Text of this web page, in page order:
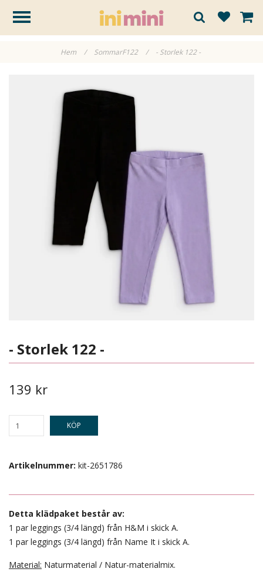
Hem / SommarF122 / - Storlek 122 -
- Storlek 122 -
139 kr
KÖP
Artikelnummer: kit-2651786
Detta klädpaket består av:
1 par leggings (3/4 längd) från H&M i skick A.
1 par leggings (3/4 längd) från Name It i skick A.
Material: Naturmaterial / Natur-materialmix.